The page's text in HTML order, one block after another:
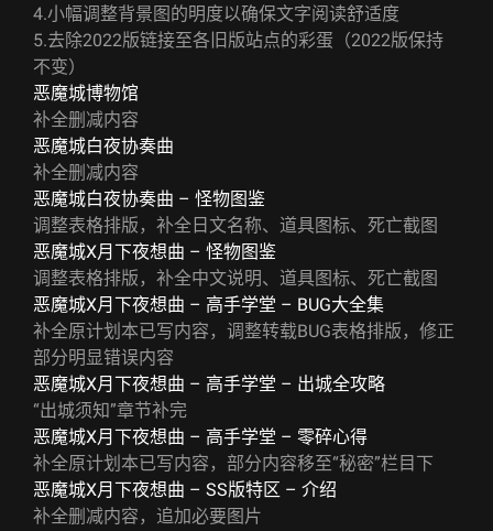
4.小幅调整背景图的明度以确保文字阅读舒适度
5.去除2022版链接至各旧版站点的彩蛋（2022版保持
不变）
恶魔城博物馆
补全删减内容
恶魔城白夜协奏曲
补全删减内容
恶魔城白夜协奏曲 – 怪物图鉴
调整表格排版，补全日文名称、道具图标、死亡截图
恶魔城X月下夜想曲 – 怪物图鉴
调整表格排版，补全中文说明、道具图标、死亡截图
恶魔城X月下夜想曲 – 高手学堂 – BUG大全集
补全原计划本已写内容，调整转载BUG表格排版，修正
部分明显错误内容
恶魔城X月下夜想曲 – 高手学堂 – 出城全攻略
“出城须知”章节补完
恶魔城X月下夜想曲 – 高手学堂 – 零碎心得
补全原计划本已写内容，部分内容移至“秘密”栏目下
恶魔城X月下夜想曲 – SS版特区 – 介绍
补全删减内容，追加必要图片